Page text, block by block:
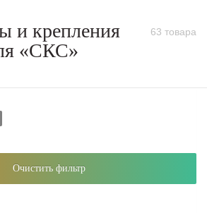
и крепления
«СКС»
63 товара
Очистить фильтр